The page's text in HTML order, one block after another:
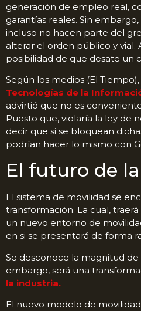
generación de empleo real,
garantías reales. Sin
incluso no hacen parte del
alterar el orden público y vial.
posibilidad de que desate un
Según los medios (El Tiempo),
Tecnologías de la
advirtió que no es
Puesto que, violaría la ley de
decir que si se bloquean
podrían hacer lo mismo con
El futuro de
El sistema de movilidad se
transformación. La cual,
un nuevo entorno de
en si se presentará de forma
Se desconoce la magnitud de
embargo, será una
la industria.
El nuevo modelo de